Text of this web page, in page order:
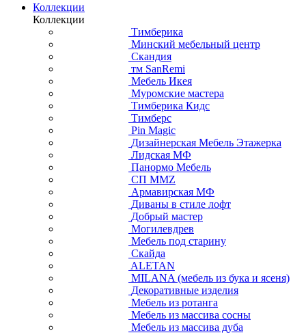
Коллекции
Коллекции
Тимберика
Минский мебельный центр
Скандия
тм SanRemi
Мебель Икея
Муромские мастера
Тимберика Кидс
Тимберс
Pin Magic
Дизайнерская Мебель Этажерка
Лидская МФ
Панормо Мебель
СП ММZ
Армавирская МФ
Диваны в стиле лофт
Добрый мастер
Могилевдрев
Мебель под старину
Скайда
ALETAN
MILANA (мебель из бука и ясеня)
Декоративные изделия
Мебель из ротанга
Мебель из массива сосны
Мебель из массива дуба